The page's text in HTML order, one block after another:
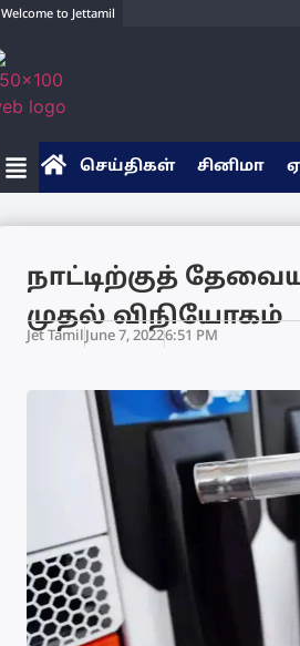
Welcome to Jettamil
செய்திகள் சினிமா
நாட்டிற்குத்
முதல் விநியோகம்
Jet TamilJune 7, 20226:51 PM